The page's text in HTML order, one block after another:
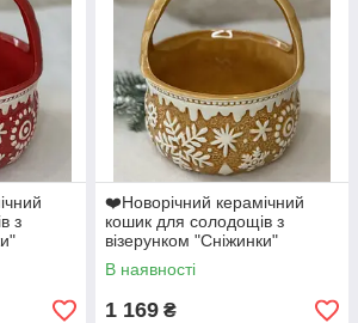
з
❤️Новорічний керамічний
кошик для солодощів з
візерунком "Сніжинки"
22х16х12,5 см
Помаранчевий
В наявності
1 169 ₴